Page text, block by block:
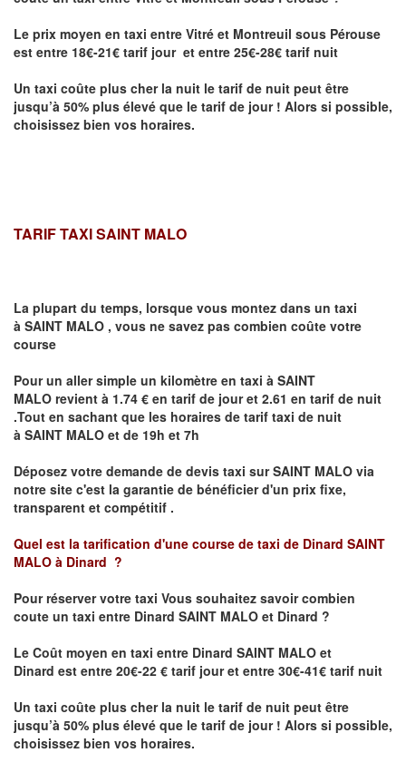
Le prix moyen en taxi entre Vitré et Montreuil sous Pérouse
est entre 18€-21€ tarif jour et entre 25€-28€ tarif nuit
Un taxi coûte plus cher la nuit le tarif de nuit peut être
jusqu’à 50% plus élevé que le tarif de jour ! Alors si possible,
choisissez bien vos horaires.
TARIF TAXI SAINT MALO
La plupart du temps, lorsque vous montez dans un taxi
à SAINT MALO , vous ne savez pas combien coûte votre
course
Pour un aller simple un kilomètre en taxi à SAINT
MALO revient à 1.74 € en tarif de jour et 2.61 en tarif de nuit
.Tout en sachant que les horaires de tarif taxi de nuit
à SAINT MALO et de 19h et 7h
Déposez votre demande de devis taxi surSAINT MALO via
notre site c'est la garantie de bénéficier d'un prix fixe,
transparent et compétitif .
Quel est la tarification d'une course de taxi de Dinard SAINT
MALO à Dinard ?
Pour réserver votre taxi Vous souhaitez savoircombien
coute un taxi entre Dinard SAINT MALO et Dinard ?
Le Coût moyen en taxi entre Dinard SAINT MALO et
Dinard est entre 20€-22 € tarif jour et entre 30€-41€ tarif nuit
Un taxi coûte plus cher la nuit le tarif de nuit peut être
jusqu’à 50% plus élevé que le tarif de jour ! Alors si possible,
choisissez bien vos horaires.